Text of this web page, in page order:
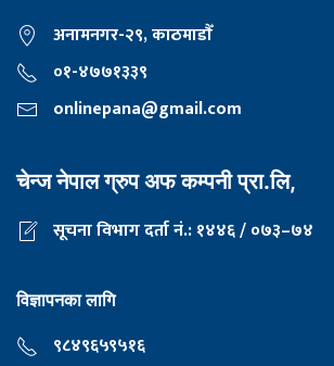
अनामनगर-२९, काठमाडाैँ
०१-४७७१३३९
onlinepana@gmail.com
चेन्ज नेपाल ग्रुप अफ कम्पनी प्रा.लि,
सूचना विभाग दर्ता नं.: १४४६ / ०७३–७४
विज्ञापनका लागि
९८४९६५९५१६